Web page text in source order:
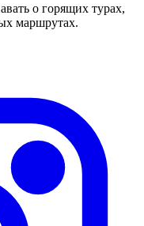
о горящих турах,
маршрутах.